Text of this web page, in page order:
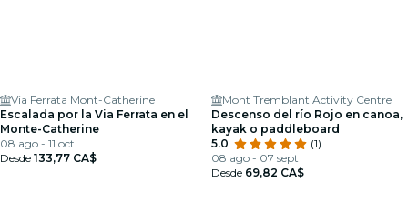
Via Ferrata Mont-Catherine
Escalada por la Via Ferrata en el
Monte-Catherine
08 ago - 11 oct
Desde 133,77 CA$
Mont Tremblant Activity Centre
Descenso del río Rojo en canoa,
kayak o paddleboard
5.0
(1)
08 ago - 07 sept
Desde 69,82 CA$